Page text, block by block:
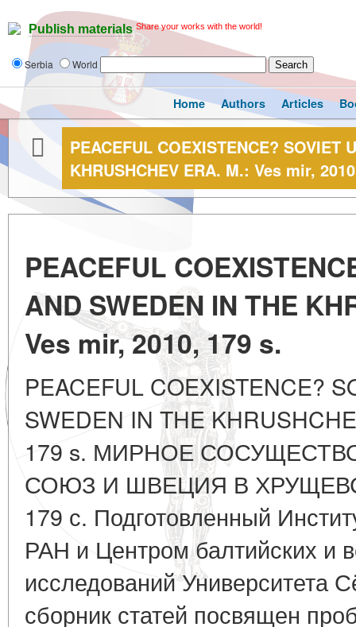
Publish materials Share your works with the world!
Serbia World
Home Authors Articles
PEACEFUL COEXISTENCE? SOVIET
KHRUSHCHEV ERA. M.: Ves mir,
PEACEFUL
AND SWEDEN IN THE
Ves mir, 2010, 179 s.
PEACEFUL COEXISTENCE?
SWEDEN IN THE
179 s. МИРНОЕ
СОЮЗ И ШВЕЦИЯ В
179 с. Подготовленный
РАН и Центром балтийских и
исследований Университета
сборник статей посвящен